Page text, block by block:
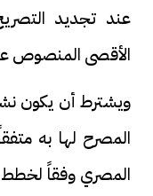
عند تجديد
الأقصى المنصوص
ويشترط أن يكون
المصرح لها به
المصري وفقاً لخطط